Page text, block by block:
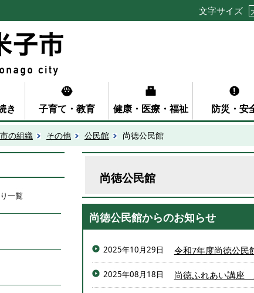
文字サイズ
き 子育て・教育 健康・医療・福祉 防災・安
市の組織 その他 公民館 尚徳公民館
一覧
尚徳公民館
尚徳公民館からのお知らせ
2025年10月29日 令和7年度尚徳公民
2025年08月18日 尚徳ふれあい講座